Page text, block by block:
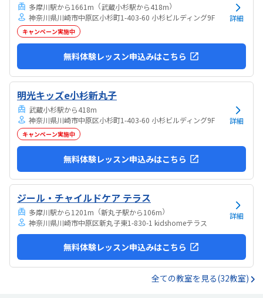
多摩川駅から1661m （武蔵小杉駅から418m）
神奈川県川崎市中原区小杉町1-403-60 小杉ビルディング9F
キャンペーン実施中
詳細
無料体験レッスン申込みはこちら
明光キッズe小杉新丸子
武蔵小杉駅から418m
神奈川県川崎市中原区小杉町1-403-60 小杉ビルディング9F
キャンペーン実施中
詳細
無料体験レッスン申込みはこちら
ジール・チャイルドケア テラス
多摩川駅から1201m （新丸子駅から106m）
神奈川県川崎市中原区新丸子東1-830-1 kidshomeテラス
詳細
無料体験レッスン申込みはこちら
全ての教室を見る(32教室)